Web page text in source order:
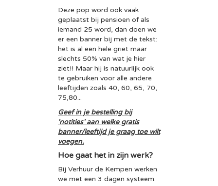
Deze pop word ook vaak
geplaatst bij pensioen of als
iemand 25 word, dan doen we
er een banner bij met de tekst:
het is al een hele griet maar
slechts 50% van wat je hier
ziet!! Maar hij is natuurlijk ook
te gebruiken voor alle andere
leeftijden zoals 40, 60, 65, 70,
75,80...
Geef in je bestelling bij
'notities' aan welke gratis
banner/leeftijd je graag toe wilt
voegen.
Hoe gaat het in zijn werk?
Bij Verhuur de Kempen werken
we met een 3 dagen systeem.